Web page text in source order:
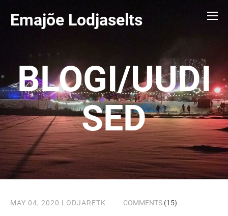
Emajõe Lodjaselts
BLOGI/UUDI
SED
MAY 04, 2020 LODJARETK COMMENTS (15)